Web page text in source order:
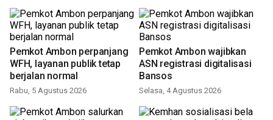
Pemkot Ambon perpanjang
WFH, layanan publik tetap
berjalan normal
Rabu, 5 Agustus 2026
Pemkot Ambon wajibkan
ASN registrasi digitalisasi
Bansos
Selasa, 4 Agustus 2026